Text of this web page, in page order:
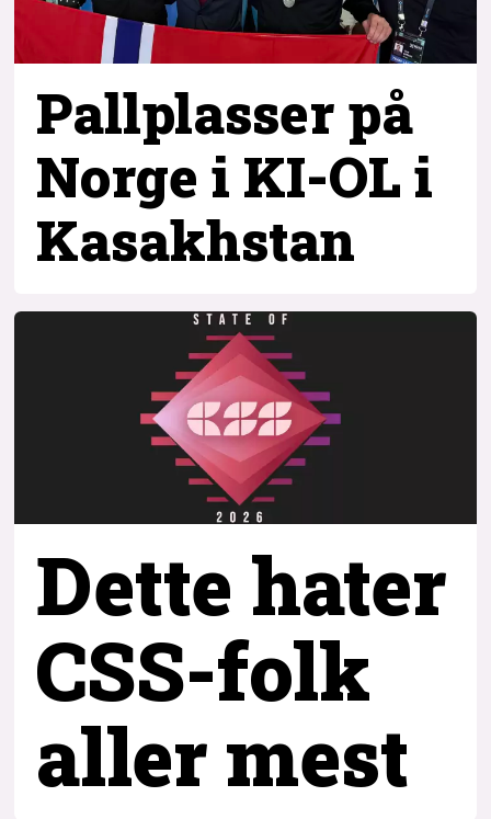
Pallplasser på
Norge i KI-OL i
Kasakhstan
Dette hater
CSS-folk
aller mest